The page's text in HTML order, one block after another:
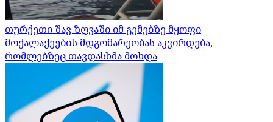
თურქეთი შავ ზღვაში იმ გემებზე მყოფი
მოქალაქეების მდგომარეობას აკვირდება,
რომლებზეც თავდასხმა მოხდა